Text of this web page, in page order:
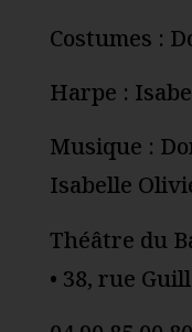
Costumes :
Harpe :
Musique :
Isabelle
Théâtre du
• 38, rue